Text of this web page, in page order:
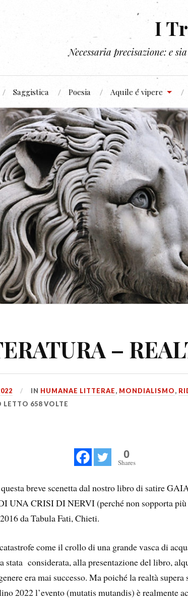
I
Necessaria precisazione: e
Saggistica Poesia Aquile e vipere
–
IN HUMANAE LITTERAE, MONDIALISMO,
LETTO 658 VOLTE
0
Shares
breve scenetta dal nostro libro di satire
UNA CRISI DI NERVI (perché non sopporta
da Tabula Fati, Chieti.
come il crollo di una grande vasca di
stata considerata, alla presentazione del libro,
era mai successo. Ma poiché la realtà supera
2022 l’evento (mutatis mutandis) è realmente